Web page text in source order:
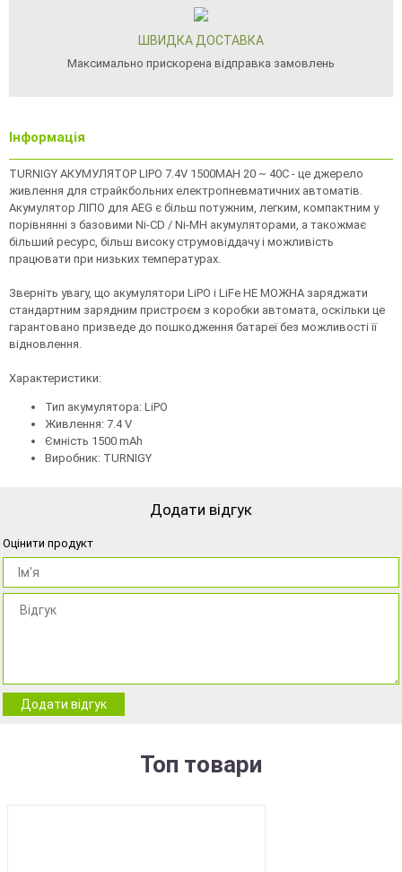
ШВИДКА ДОСТАВКА
Максимально прискорена відправка замовлень
Інформація
TURNIGY АКУМУЛЯТОР LIPO 7.4V 1500MAH 20 ~ 40C - це джерело
живлення для страйкбольних електропневматичних автоматів.
Акумулятор ЛІПО для AEG є більш потужним, легким, компактним у
порівнянні з базовими Ni-CD / Ni-MH акумуляторами, а такожмає
більший ресурс, більш високу струмовіддачу і можливість
працювати при низьких температурах.
Зверніть увагу, що акумулятори LiPO і LiFe НЕ МОЖНА заряджати
стандартним зарядним пристроєм з коробки автомата, оскільки це
гарантовано призведе до пошкодження батареї без можливості її
відновлення.
Характеристики:
Тип акумулятора: LiPO
Живлення: 7.4 V
Ємність 1500 mAh
Виробник: TURNIGY
Додати відгук
Оцінити продукт
Додати відгук
Топ товари